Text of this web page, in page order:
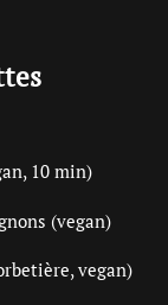
10 min)
(vegan)
vegan)